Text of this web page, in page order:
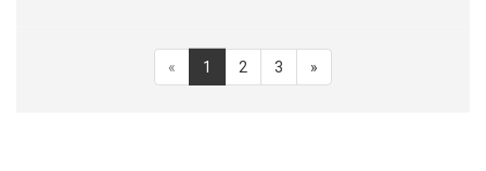
« 1 2 3 »